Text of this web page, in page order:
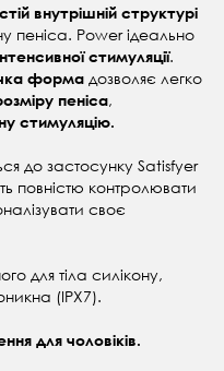
внутрішній структурі
пеніса. Power ідеально
стимуляції.
форма дозволяє легко
пеніса,
стимуляцію.
до застосунку Satisfyer
контролювати
своє
для тіла силікону,
(IPX7).
для чоловіків.